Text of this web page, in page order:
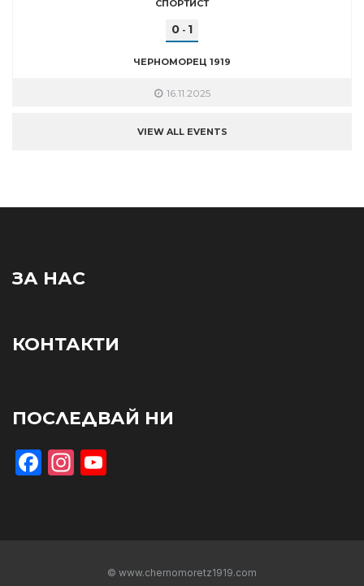
СПОРТИСТ
0 - 1
ЧЕРНОМОРЕЦ 1919
16.11.2025
VIEW ALL EVENTS
ЗА НАС
КОНТАКТИ
ПОСЛЕДВАЙ НИ
Facebook
Instagram
© www.chernomoretz1919.com